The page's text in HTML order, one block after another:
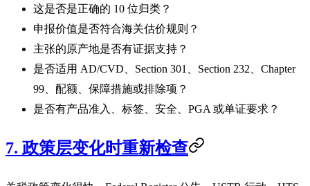
这是否是正确的 10 位归类？
申报价值是否符合海关估价规则？
主张的原产地是否有证据支持？
是否适用 AD/CVD、Section 301、Section 232、Chapter
99、配额、保障措施或排除项？
是否有产品准入、标签、安全、PGA 或单证要求？
7. 政策层变化时重新检查